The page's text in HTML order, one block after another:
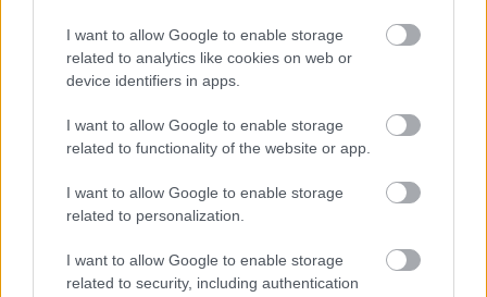
I want to allow Google to enable storage
related to analytics like cookies on web or
device identifiers in apps.
I want to allow Google to enable storage
related to functionality of the website or app.
I want to allow Google to enable storage
related to personalization.
I want to allow Google to enable storage
related to security, including authentication